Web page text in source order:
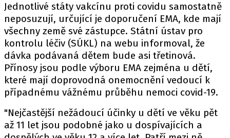
Jednotlivé státy vakcínu proti covidu samostatně
neposuzují, určující je doporučení EMA, kde mají
všechny země své zástupce. Státní ústav pro
kontrolu léčiv (SÚKL) na webu informoval, že
dávka podávaná dětem bude asi třetinová.
Přínosy jsou podle výboru EMA zejména u dětí,
které mají doprovodná onemocnění vedoucí k
případnému vážnému průběhu nemoci covid-19.
"Nejčastější nežádoucí účinky u dětí ve věku pět
až 11 let jsou podobné jako u dospívajících a